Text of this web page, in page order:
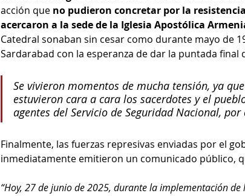
acción que no pudieron concretar por la
acercaron a la sede de la Iglesia Apostólica
Catedral sonaban sin cesar como durante mayo de
Sardarabad con la esperanza de dar la puntada final
Se vivieron momentos de mucha tensión, ya
estuvieron cara a cara los sacerdotes y el
agentes del Servicio de Seguridad Nacional, por
Finalmente, las fuerzas represivas enviadas por el
inmediatamente emitieron un comunicado público,
“Hoy, 27 de junio de 2025, durante la implementación